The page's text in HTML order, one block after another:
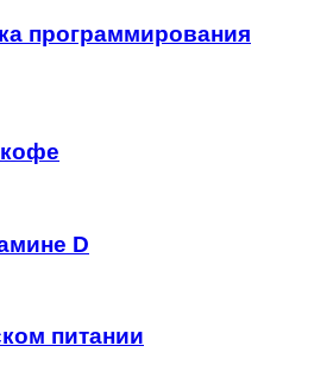
программирования
D
питании